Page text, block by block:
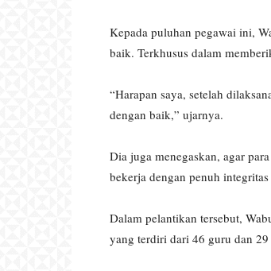
Kepada puluhan pegawai ini,
baik. Terkhusus dalam
“Harapan saya, setelah
dengan baik,” ujarnya.
Dia juga menegaskan, agar
bekerja dengan penuh
Dalam pelantikan tersebut,
yang terdiri dari 46 guru dan